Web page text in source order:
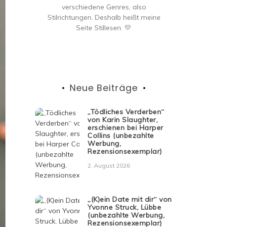
verschiedene Genres, also
Stilrichtungen. Deshalb heißt meine
Seite Stillesen. 💛
Neue Beiträge
„Tödliches Verderben“
von Karin Slaughter,
erschienen bei Harper
Collins (unbezahlte
Werbung,
Rezensionsexemplar)
2. August 2026
„(K)ein Date mit dir“ von
Yvonne Struck, Lübbe
(unbezahlte Werbung,
Rezensionsexemplar)